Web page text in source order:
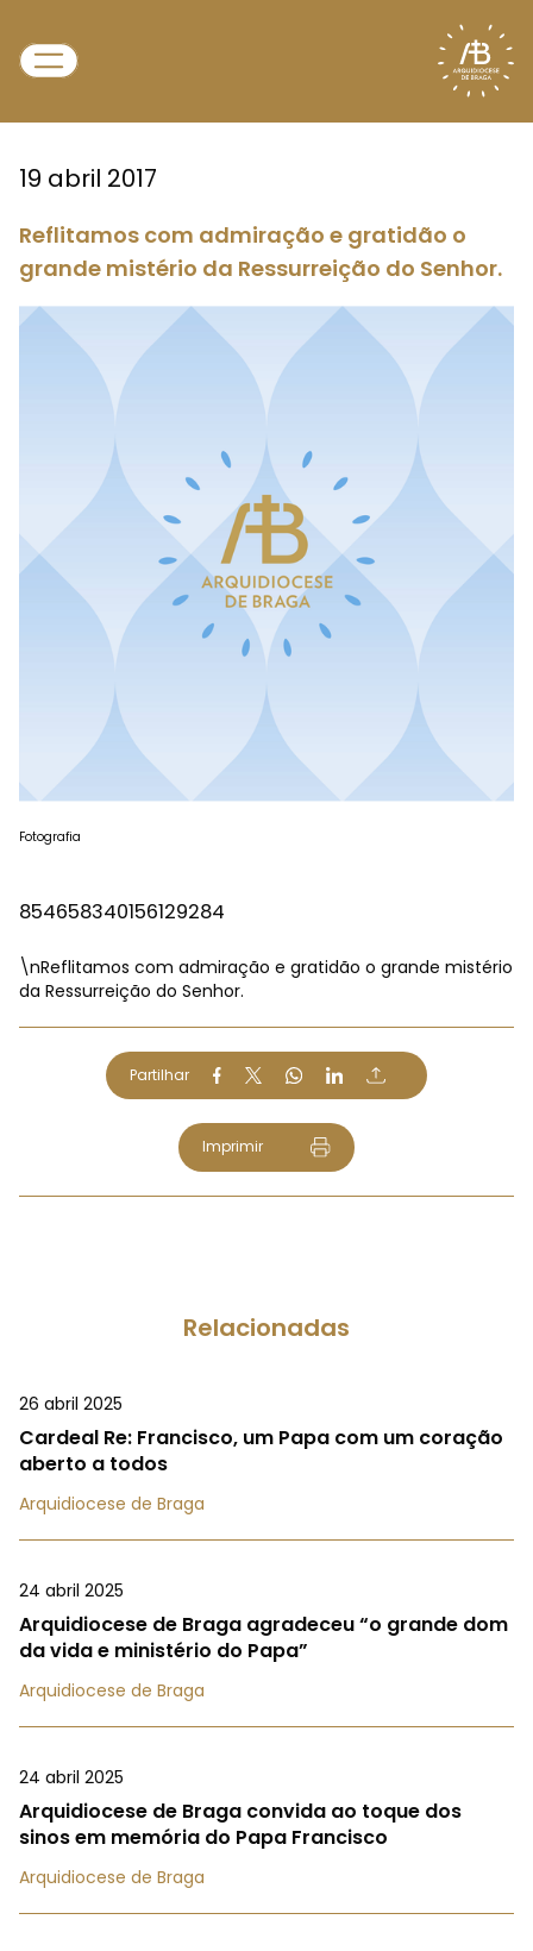
19 abril 2017
Reflitamos com admiração e gratidão o
grande mistério da Ressurreição do Senhor.
Fotografia
854658340156129284
\nReflitamos com admiração e gratidão o grande mistério
da Ressurreição do Senhor.
Partilhar
Imprimir
Relacionadas
26 abril 2025
Cardeal Re: Francisco, um Papa com um coração
aberto a todos
Arquidiocese de Braga
24 abril 2025
Arquidiocese de Braga agradeceu “o grande dom
da vida e ministério do Papa”
Arquidiocese de Braga
24 abril 2025
Arquidiocese de Braga convida ao toque dos
sinos em memória do Papa Francisco
Arquidiocese de Braga